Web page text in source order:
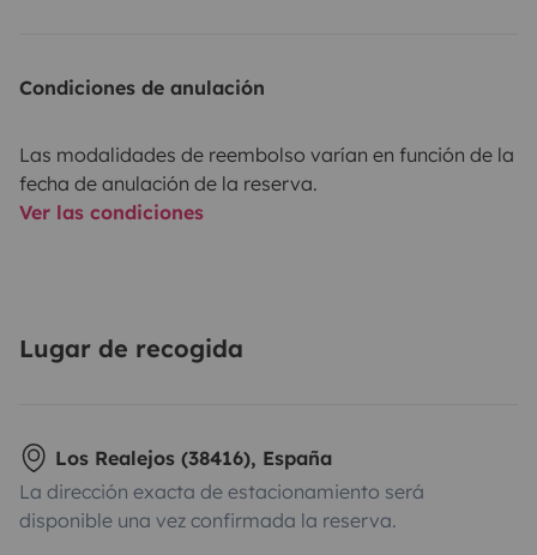
Condiciones de anulación
Las modalidades de reembolso varían en función de la
fecha de anulación de la reserva.
Ver las condiciones
Lugar de recogida
Los Realejos (38416), España
La dirección exacta de estacionamiento será
disponible una vez confirmada la reserva.